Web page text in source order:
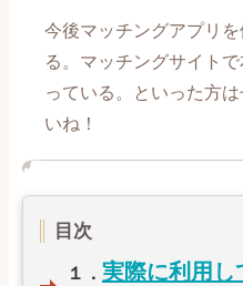
【長続き編】記事一覧
【喧嘩、倦怠期編】記事一覧
【復縁編】記事一覧
今後マッチングアプリ
る。マッチングサイト
っている。といった方
いね！
目次
１． 実際に利用し